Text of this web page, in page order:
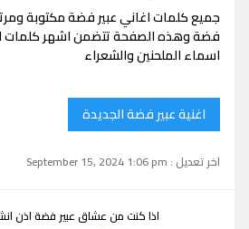
جميع كلمات اغاني عبير فضة مكتوبة
فضة وهذه الصفحة تتضمن اشهر كلمات
اسماء الملحنين والشعراء
اغنية عبير فضة الجديدة
اخر تعديل : September 15, 2024 1:06 pm
اذا كنت من عشاق عبير فضة اذن